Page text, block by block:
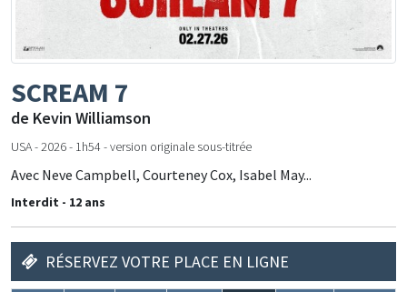
SCREAM 7
de Kevin Williamson
USA - 2026 - 1h54 - version originale sous-titrée
Avec Neve Campbell, Courteney Cox, Isabel May...
Interdit - 12 ans
RÉSERVEZ VOTRE PLACE EN LIGNE